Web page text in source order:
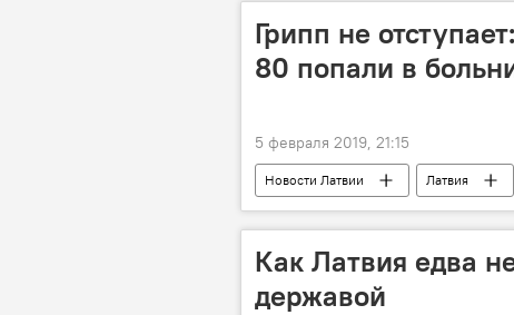
Грипп не
80 попали в
5 февраля 2019, 21:15
Новости Латвии Латвия
эпидемия
Как Латвия едва
державой